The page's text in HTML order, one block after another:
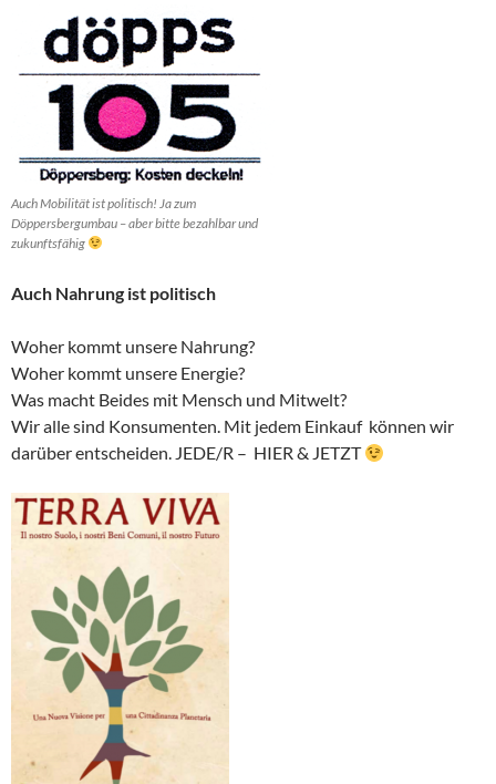
Auch Mobilität ist politisch! Ja zum
Döppersbergumbau – aber bitte bezahlbar und
zukunftsfähig
Auch Nahrung ist politisch
Woher kommt unsere Nahrung?
Woher kommt unsere Energie?
Was macht Beides mit Mensch und Mitwelt?
Wir alle sind Konsumenten. Mit jedem Einkauf können wir
darüber entscheiden. JEDE/R – HIER & JETZT